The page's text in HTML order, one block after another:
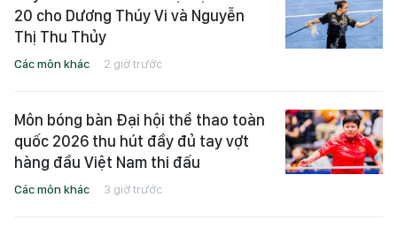
20 cho Dương Thúy Vi và Nguyễn
Thị Thu Thủy
Các môn khác 2 giờ trước
Môn bóng bàn Đại hội thể thao toàn
quốc 2026 thu hút đầy đủ tay vợt
hàng đầu Việt Nam thi đấu
Các môn khác 3 giờ trước